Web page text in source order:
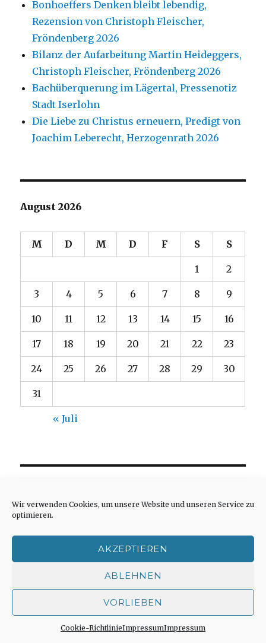
Wir verwenden Cookies, um unsere Website und unseren Service zu
optimieren.
AKZEPTIEREN
ABLEHNEN
VORLIEBEN
Cookie-RichtlinieImpressumImpressum
Bonhoeffers Denken bleibt lebendig,
Rezension von Christoph Fleischer,
Fröndenberg 2026
Bilanz der Aufarbeitung Martin Heideggers,
Christoph Fleischer, Fröndenberg 2026
Bachüberquerung im Lägertal, Pressenotiz
Stadt Iserlohn
Die Liebe zu Christus erneuern, Predigt von
Joachim Leberecht, Herzogenrath 2026
August 2026
M D M D F S S
1 2
3 4 5 6 7 8 9
10 11 12 13 14 15 16
17 18 19 20 21 22 23
24 25 26 27 28 29 30
31
« Juli
Alles zum Thema Spiel
Blog über Theologie und Kirche
Dietrich Bonhoeffer 1906 – 1945
Erinnerungen der Kriegskinder
Fotoblog von Niklas Fleischer
frei und gleich – Texte, Rezensionen und